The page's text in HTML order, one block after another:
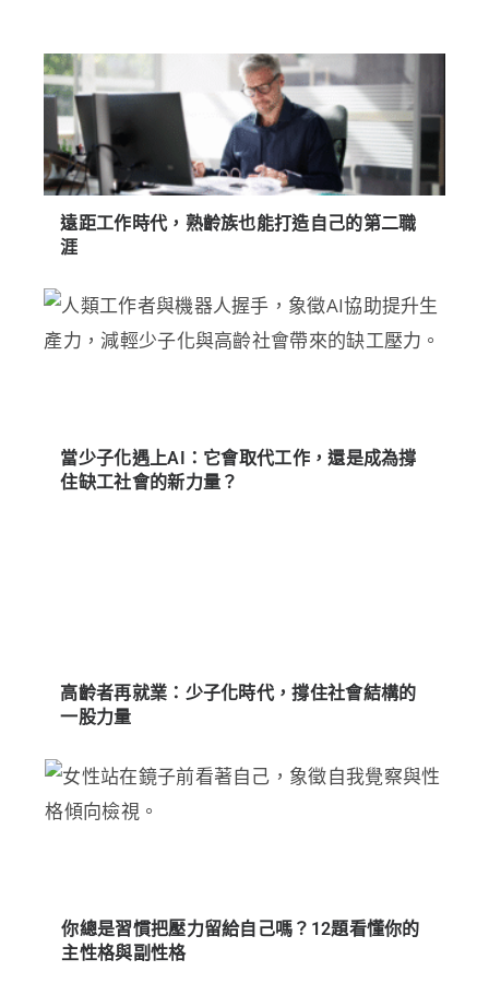
遠距工作時代，熟齡族也能打造自己的第二職
涯
當少子化遇上AI：它會取代工作，還是成為撐
住缺工社會的新力量？
高齡者再就業：少子化時代，撐住社會結構的
一股力量
你總是習慣把壓力留給自己嗎？12題看懂你的
主性格與副性格